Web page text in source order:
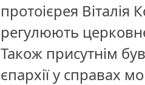
протоієрея
регулюють
Також присутнім
єпархії у справах